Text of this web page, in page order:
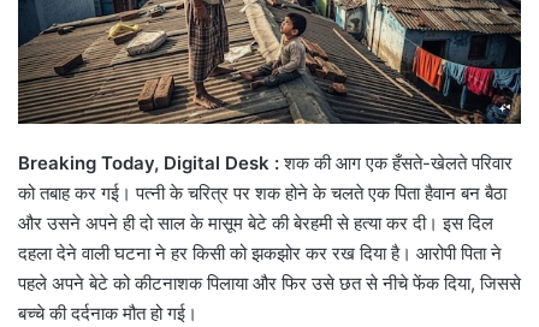
Breaking Today, Digital Desk :शक की आग एक हँसते-खेलते परिवार
को तबाह कर गई। पत्नी के चरित्र पर शक होने के चलते एक पिता हैवान बन बैठा
और उसने अपने ही दो साल के मासूम बेटे की बेरहमी से हत्या कर दी। इस दिल
दहला देने वाली घटना ने हर किसी को झकझोर कर रख दिया है। आरोपी पिता ने
पहले अपने बेटे को कीटनाशक पिलाया और फिर उसे छत से नीचे फेंक दिया, जिससे
बच्चे की दर्दनाक मौत हो गई।